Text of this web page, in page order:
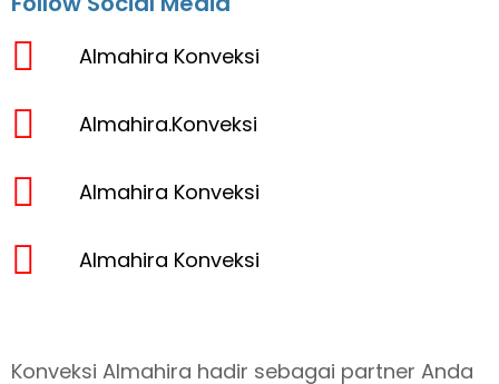
Almahira Konveksi
Almahira.Konveksi
Almahira Konveksi
Almahira Konveksi
Konveksi Almahira hadir sebagai partner Anda